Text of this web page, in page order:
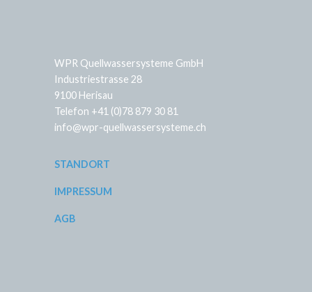
WPR Quellwassersysteme GmbH
Industriestrasse 28
9100 Herisau
Telefon +41 (0)78 879 30 81
info@wpr-quellwassersysteme.ch
STANDORT
IMPRESSUM
AGB